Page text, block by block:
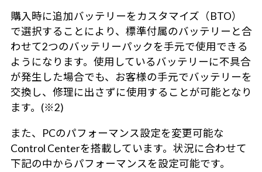
購入時に追加バッテリーをカスタマイズ（BTO）
で選択することにより、標準付属のバッテリーと合
わせて2つのバッテリーパックを手元で使用できる
ようになります。使用しているバッテリーに不具合
が発生した場合でも、お客様の手元でバッテリーを
交換し、修理に出さずに使用することが可能となり
ます。(※2)
また、PCのパフォーマンス設定を変更可能な
Control Centerを搭載しています。状況に合わせて
下記の中からパフォーマンスを設定可能です。